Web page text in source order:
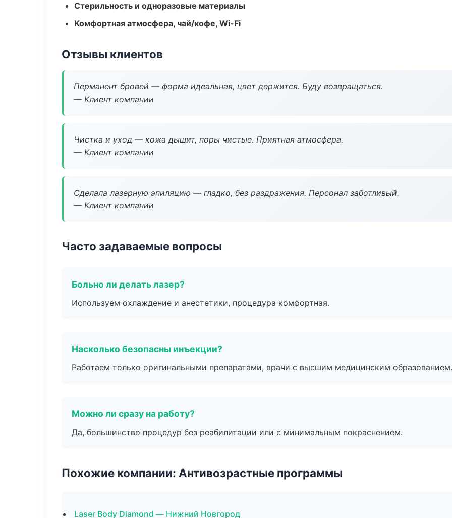
Стерильность и одноразовые материалы
Комфортная атмосфера, чай/кофе, Wi-Fi
Отзывы клиентов
Перманент бровей — форма идеальная, цвет держится. Буду возвращаться.
— Клиент компании
Чистка и уход — кожа дышит, поры чистые. Приятная атмосфера.
— Клиент компании
Сделала лазерную эпиляцию — гладко, без раздражения. Персонал заботливый.
— Клиент компании
Часто задаваемые вопросы
Больно ли делать лазер?
Используем охлаждение и анестетики, процедура комфортная.
Насколько безопасны инъекции?
Работаем только оригинальными препаратами, врачи с высшим медицинским образованием.
Можно ли сразу на работу?
Да, большинство процедур без реабилитации или с минимальным покраснением.
Похожие компании: Антивозрастные программы
Laser Body Diamond — Нижний Новгород